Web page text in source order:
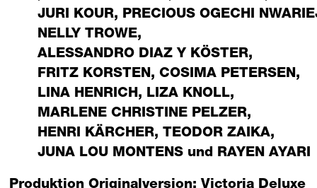
JURI KOUR, PRECIOUS OGECHI
NELLY TROWE,
ALESSANDRO DIAZ Y KÖSTER,
FRITZ KORSTEN , COSIMA PETERSEN ,
LINA HENRICH , LIZA KNOLL,
MARLENE CHRISTINE PELZER,
HENRI KÄRCHER, TEODOR ZAIKA,
JUNA LOU MONTENSund RAYEN AYARI
Produktion Originalversion: Victoria Deluxe